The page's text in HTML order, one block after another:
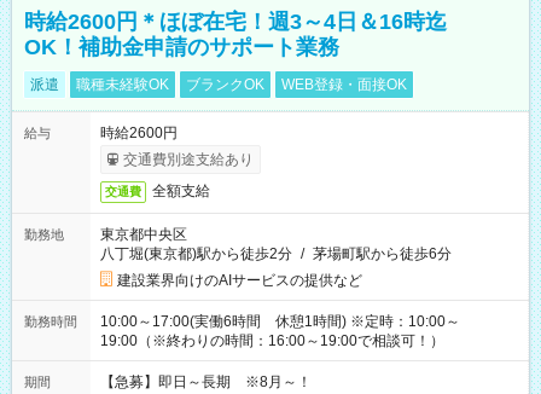
時給2600円＊ほぼ在宅！週3～4日＆16時迄
OK！補助金申請のサポート業務
派遣 職種未経験OK ブランクOK WEB登録・面接OK
給与
時給2600円
交通費別途支給あり
交通費 全額支給
勤務地
東京都中央区
八丁堀(東京都)駅から徒歩2分 / 茅場町駅から徒歩6分
建設業界向けのAIサービスの提供など
勤務時間
10:00～17:00(実働6時間 休憩1時間) ※定時：10:00～
19:00（※終わりの時間：16:00～19:00で相談可！）
期間 【急募】即日～長期 ※8月～！